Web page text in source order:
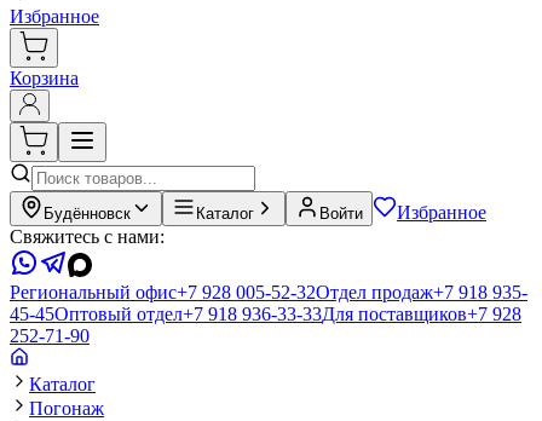
Избранное
Корзина
Будённовск Каталог Войти
Избранное
Свяжитесь с нами:
Региональный офис+7 928 005-52-32Отдел продаж+7 918 935-
45-45Оптовый отдел+7 918 936-33-33Для поставщиков+7 928
252-71-90
Каталог
Погонаж